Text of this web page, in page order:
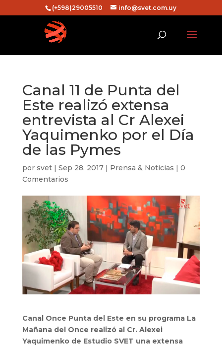
(+598)29005510 info@svet.com.uy
Canal 11 de Punta del
Este realizó extensa
entrevista al Cr Alexei
Yaquimenko por el Día
de las Pymes
por svet| Sep 28, 2017| Prensa & Noticias | 0
Comentarios
Canal Once Punta del Este en su programa La
Mañana del Once realizó al Cr. Alexei
Yaquimenko de Estudio SVET una extensa